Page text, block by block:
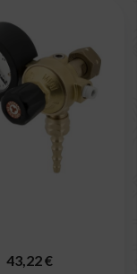
43,22 €